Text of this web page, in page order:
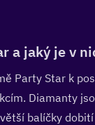
a jaký je v
Party Star k
Diamanty
balíčky